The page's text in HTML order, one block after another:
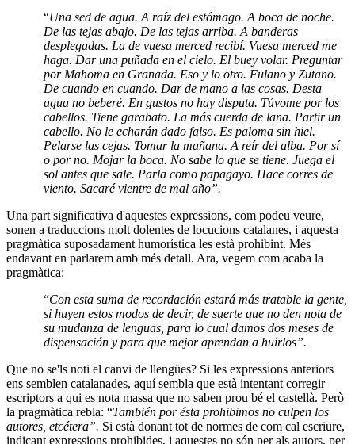
“Una sed de agua. A raíz del estómago. A boca de noche.
De las tejas abajo. De las tejas arriba. A banderas
desplegadas. La de vuesa merced recibí. Vuesa merced me
haga. Dar una puñada en el cielo. El buey volar. Preguntar
por Mahoma en Granada. Eso y lo otro. Fulano y Zutano.
De cuando en cuando. Dar de mano a las cosas. Desta
agua no beberé. En gustos no hay disputa. Túvome por los
cabellos. Tiene garabato. La más cuerda de lana. Partir un
cabello. No le echarán dado falso. Es paloma sin hiel.
Pelarse las cejas. Tomar la mañana. A reír del alba. Por sí
o por no. Mojar la boca. No sabe lo que se tiene. Juega el
sol antes que sale. Parla como papagayo. Hace corres de
viento. Sacaré vientre de mal año”.
Una part significativa d'aquestes expressions, com podeu veure,
sonen a traduccions molt dolentes de locucions catalanes, i aquesta
pragmàtica suposadament humorística les està prohibint. Més
endavant en parlarem amb més detall. Ara, vegem com acaba la
pragmàtica:
“Con esta suma de recordación estará más tratable la gente,
si huyen estos modos de decir, de suerte que no den nota de
su mudanza de lenguas, para lo cual damos dos meses de
dispensación y para que mejor aprendan a huirlos”.
Que no se'ls noti el canvi de llengües? Si les expressions anteriors
ens semblen catalanades, aquí sembla que està intentant corregir
escriptors a qui es nota massa que no saben prou bé el castellà. Però
la pragmàtica rebla: “También por ésta prohibimos no culpen los
autores, etcétera”. Si està donant tot de normes de com cal escriure,
indicant expressions prohibides, i aquestes no són per als autors, per